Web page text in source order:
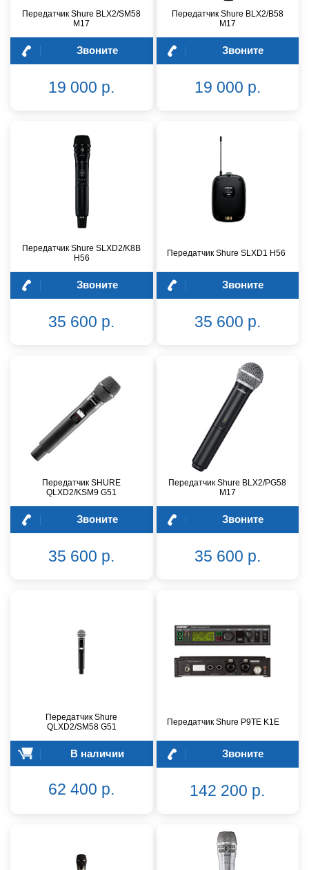
Передатчик Shure BLX2/SM58
M17
Звоните
19 000 р.
Передатчик Shure BLX2/B58
M17
Звоните
19 000 р.
Передатчик Shure SLXD2/K8B
H56
Звоните
35 600 р.
Передатчик Shure SLXD1 H56
Звоните
35 600 р.
Передатчик SHURE
QLXD2/KSM9 G51
Звоните
35 600 р.
Передатчик Shure BLX2/PG58
M17
Звоните
35 600 р.
Передатчик Shure
QLXD2/SM58 G51
В наличии
62 400 р.
Передатчик Shure P9TE K1E
Звоните
142 200 р.